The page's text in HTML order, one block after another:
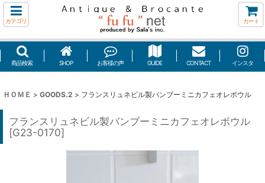
カテゴリ カート
商品検索 SHOP お客様の声 GUIDE CONTACT インスタ
ＨＯＭＥ > GOODS.2 > フランスリュネビル製バンブーミニカフェオレボウル
フランスリュネビル製バンブーミニカフェオレボウル
[G23-0170]